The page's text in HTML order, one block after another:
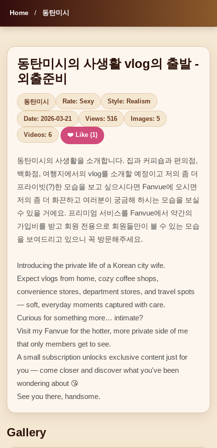
Home / 동탄미시
동탄미시의 사생활 vlog의 출발 -
외출준비
동탄미시 Rate: Sexy Style: Realism
Date: 2026-03-21 Views: 516 Images: 5
Videos: 6 ❤️ Like (1)
동탄미시의 사생활을 소개합니다. 집과 커피숍과 편의점,
백화점, 여행지에서의 vlog를 소개할 예정이고 저의 좀 더
프라이빗(?)한 모습을 보고 싶으시다면 Fanvue에 오시면
저의 좀 더 화끈하고 여러분이 궁금해 하시는 모습을 보실
수 있을 거에요. 프리미엄 서비스를 Fanvue에서 약간의
가입비를 받고 회원 전용으로 회원들만이 볼 수 있는 모습
을 보여드리고 있으니 꼭 방문해주세요.
Introducing the private life of a Korean city wife.
Expect vlogs from home, cozy coffee shops,
convenience stores, department stores, and travel spots
— soft, everyday moments captured with care.
Curious for something more… intimate?
Visit my Fanvue for the hotter, more private side of me
that only members get to see.
A small subscription unlocks exclusive content just for
you — come closer and discover what you've been
wondering about 😘
See you there, handsome.
Gallery